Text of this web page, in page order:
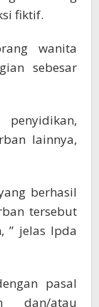
fiktif.
wanita
sebesar
lainnya,
berhasil
tersebut
” jelas Ipda
pasal
dan/atau